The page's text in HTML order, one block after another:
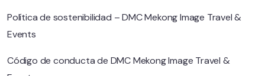
Política de sostenibilidad – DMC Mekong Image Travel &
Events
Código de conducta de DMC Mekong Image Travel &